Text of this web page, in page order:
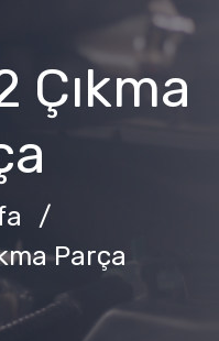
Çıkma
/
Parça